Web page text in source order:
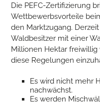
Die PEFC-Zertifizierung
Wettbewerbsvorteile
den Marktzugang.
Waldbesitzer mit einer
Millionen Hektar
diese Regelungen
Es wird nicht mehr
nachwächst.
Es werden